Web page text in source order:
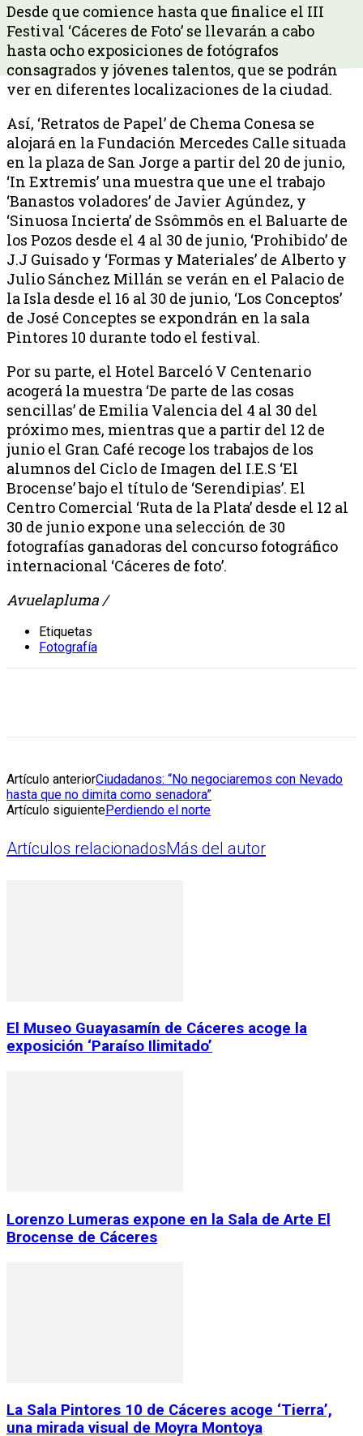
Desde que comience hasta que finalice el III
Festival ‘Cáceres de Foto’ se llevarán a cabo
hasta ocho exposiciones de fotógrafos
consagrados y jóvenes talentos, que se podrán
ver en diferentes localizaciones de la ciudad.
Así, ‘Retratos de Papel’ de Chema Conesa se
alojará en la Fundación Mercedes Calle situada
en la plaza de San Jorge a partir del 20 de junio,
‘In Extremis’ una muestra que une el trabajo
‘Banastos voladores’ de Javier Agúndez, y
‘Sinuosa Incierta’ de Ssômmôs en el Baluarte de
los Pozos desde el 4 al 30 de junio, ‘Prohibido’ de
J.J Guisado y ‘Formas y Materiales’ de Alberto y
Julio Sánchez Millán se verán en el Palacio de
la Isla desde el 16 al 30 de junio, ‘Los Conceptos’
de José Conceptes se expondrán en la sala
Pintores 10 durante todo el festival.
Por su parte, el Hotel Barceló V Centenario
acogerá la muestra ‘De parte de las cosas
sencillas’ de Emilia Valencia del 4 al 30 del
próximo mes, mientras que a partir del 12 de
junio el Gran Café recoge los trabajos de los
alumnos del Ciclo de Imagen del I.E.S ‘El
Brocense’ bajo el título de ‘Serendipias’. El
Centro Comercial ‘Ruta de la Plata’ desde el 12 al
30 de junio expone una selección de 30
fotografías ganadoras del concurso fotográfico
internacional ‘Cáceres de foto’.
Avuelapluma /
Etiquetas
Fotografía
Artículo anteriorCiudadanos: “No negociaremos con Nevado
hasta que no dimita como senadora”
Artículo siguientePerdiendo el norte
Artículos relacionadosMás del autor
El Museo Guayasamín de Cáceres acoge la
exposición ‘Paraíso Ilimitado’
Lorenzo Lumeras expone en la Sala de Arte El
Brocense de Cáceres
La Sala Pintores 10 de Cáceres acoge ‘Tierra’,
una mirada visual de Moyra Montoya